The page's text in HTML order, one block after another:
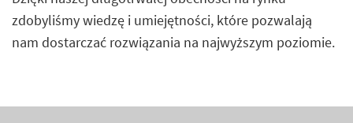
zdobyliśmy wiedzę i umiejętności, które pozwalają
nam dostarczać rozwiązania na najwyższym poziomie.